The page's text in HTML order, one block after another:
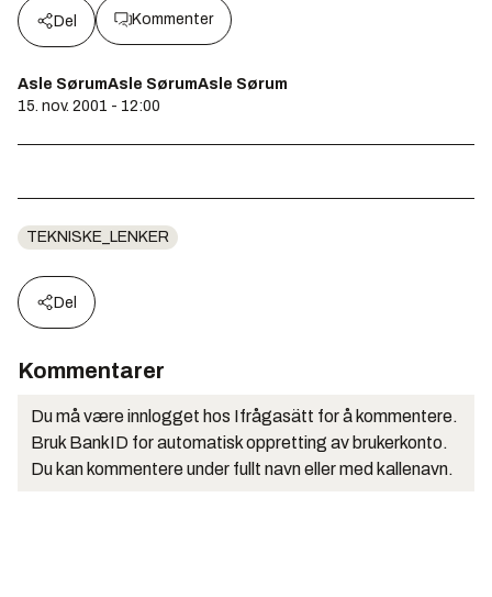
Del Kommenter
Asle SørumAsle SørumAsle Sørum
15. nov. 2001 - 12:00
TEKNISKE_LENKER
Del
Kommentarer
Du må være innlogget hos Ifrågasätt for å kommentere.
Bruk BankID for automatisk oppretting av brukerkonto.
Du kan kommentere under fullt navn eller med kallenavn.